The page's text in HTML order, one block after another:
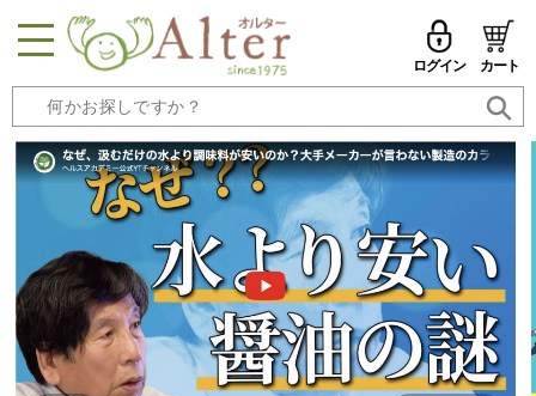
ログイン カート
メールアドレス
パスワード
メールアドレスを保存する
MENU
トップページへ戻る
品ものカテゴリ
セール品・おすすめ
お試しセット
今週の新登場